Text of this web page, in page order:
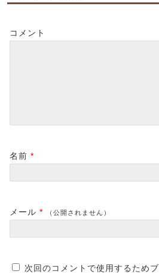
コメント
名前 *
メール * （公開されません）
次回のコメントで使用するため